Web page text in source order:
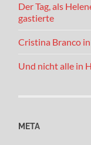
Der Tag, als
gastierte
Cristina Branco
Und nicht alle in
META